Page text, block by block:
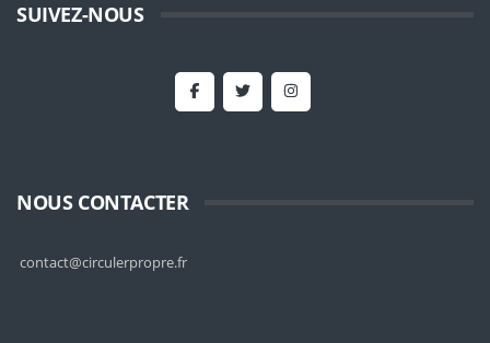
SUIVEZ-NOUS
NOUS CONTACTER
contact@circulerpropre.fr